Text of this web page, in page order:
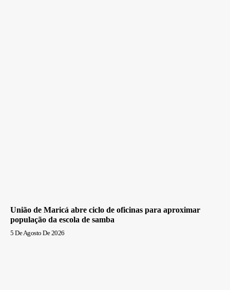
União de Maricá abre ciclo de oficinas para aproximar
população da escola de samba
5 De Agosto De 2026